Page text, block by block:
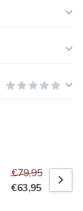
€79,95
€63,95